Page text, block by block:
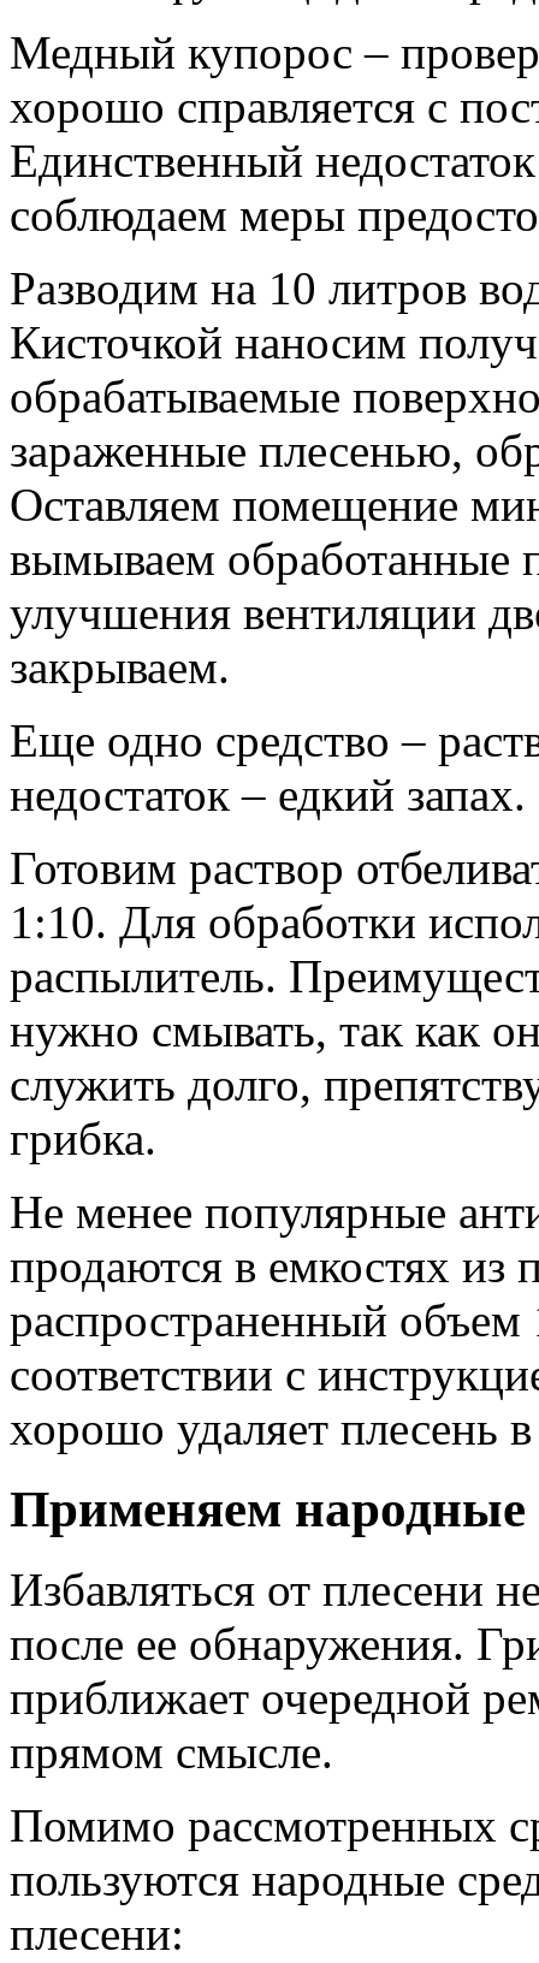
Медный купорос –
хорошо справляется с
Единственный
соблюдаем меры
Разводим на 10 литров
Кисточкой наносим
обрабатываемые
зараженные плесенью,
Оставляем помещение
вымываем обработанные
улучшения вентиляции
закрываем.
Еще одно средство –
недостаток – едкий запах.
Готовим раствор
1:10. Для обработки
распылитель.
нужно смывать, так как
служить долго,
грибка.
Не менее популярные
продаются в емкостях из
распространенный
соответствии с
хорошо удаляет плесень
Применяем народные
Избавляться от плесени
после ее обнаружения.
приближает очередной
прямом смысле.
Помимо рассмотренных
пользуются народные
плесени: